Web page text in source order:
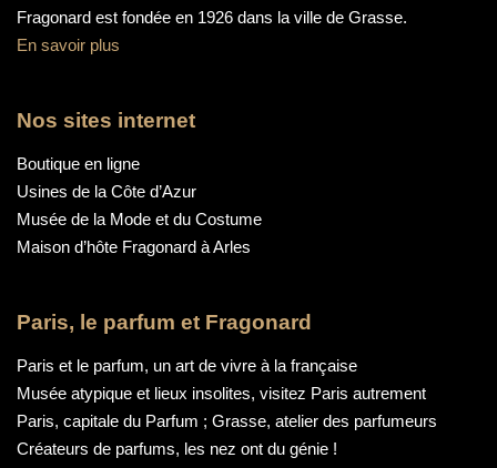
Fragonard est fondée en 1926 dans la ville de Grasse.
En savoir plus
Nos sites internet
Boutique en ligne
Usines de la Côte d’Azur
Musée de la Mode et du Costume
Maison d’hôte Fragonard à Arles
Paris, le parfum et Fragonard
Paris et le parfum, un art de vivre à la française
Musée atypique et lieux insolites, visitez Paris autrement
Paris, capitale du Parfum ; Grasse, atelier des parfumeurs
Créateurs de parfums, les nez ont du génie !